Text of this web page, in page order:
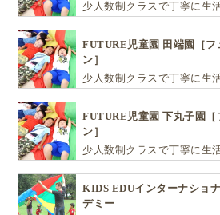
び、その時間子どもは保育士と共
ルケホイスコーレの成人教育内
政治との関わり方を見直したり、
権について学びます。
そして2015年9月、第二子出産後
際に夢の１つであった、フォルケ
少人数制クラスで丁寧に生
FUTURE児童園 田端園［フ
ン］
少人数制クラスで丁寧に生
FUTURE児童園 下丸子園
ン］
少人数制クラスで丁寧に生
KIDS EDUインターナショ
デミー